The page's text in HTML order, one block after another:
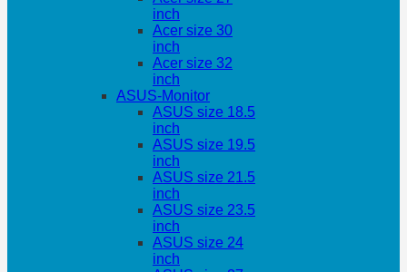
inch
Acer size 30
inch
Acer size 32
inch
ASUS-Monitor
ASUS size 18.5
inch
ASUS size 19.5
inch
ASUS size 21.5
inch
ASUS size 23.5
inch
ASUS size 24
inch